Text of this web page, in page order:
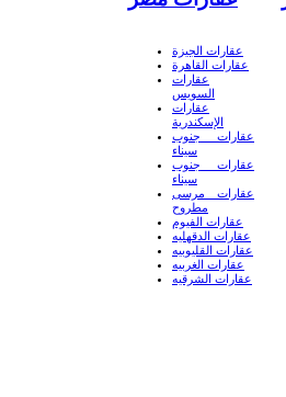
عقارات الجيزة
عقارات القاهرة
عقارات
السويس
عقارات
الإسكندرية
عقارات جنوب
سيناء
عقارات جنوب
سيناء
عقارات مرسى
مطروح
عقارات الفيوم
عقارات الدقهليه
عقارات القليوبيه
عقارات الغربيه
عقارات الشرقيه